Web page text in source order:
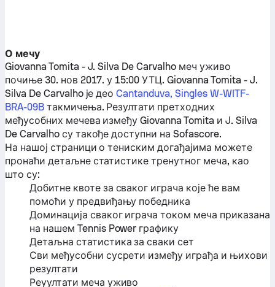
О мечу
Giovanna Tomita - J. Silva De Carvalhoмеч уживо
почиње 30. нов 2017. у 15:00 УТЦ.Giovanna Tomita - J.
Silva De Carvalhoје деоCantanduva, Singles W-WITF-
BRA-09Bтакмичења. Резултати претходних
међусобних мечева измеђуGiovanna Tomita и J. Silva
De Carvalhoсу такође доступни на Sofascore.
На нашој страници о тениским догађајима можете
пронаћи детаљне статистике тренутног меча, као
што су:
Добитне квоте за сваког играча које ће вам
помоћи у предвиђању победника
Доминација сваког играча током меча приказана
на нашем Tennis Power графику
Детаљна статистика за сваки сет
Сви међусобни сусрети између играђа и њихови
резултати
Реуултати меча уживо